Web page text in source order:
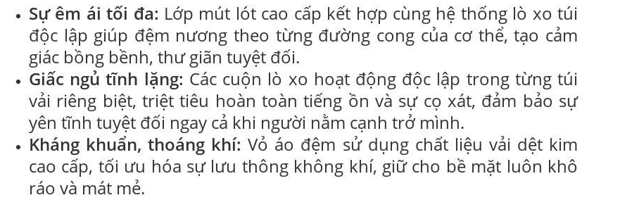
Sự êm ái tối đa: Lớp mút lót cao cấp kết hợp cùng hệ thống lò xo túi
độc lập giúp đệm nương theo từng đường cong của cơ thể, tạo cảm
giác bồng bềnh, thư giãn tuyệt đối.
Giấc ngủ tĩnh lặng: Các cuộn lò xo hoạt động độc lập trong từng túi
vải riêng biệt, triệt tiêu hoàn toàn tiếng ồn và sự cọ xát, đảm bảo sự
yên tĩnh tuyệt đối ngay cả khi người nằm cạnh trở mình.
Kháng khuẩn, thoáng khí: Vỏ áo đệm sử dụng chất liệu vải dệt kim
cao cấp, tối ưu hóa sự lưu thông không khí, giữ cho bề mặt luôn khô
ráo và mát mẻ.